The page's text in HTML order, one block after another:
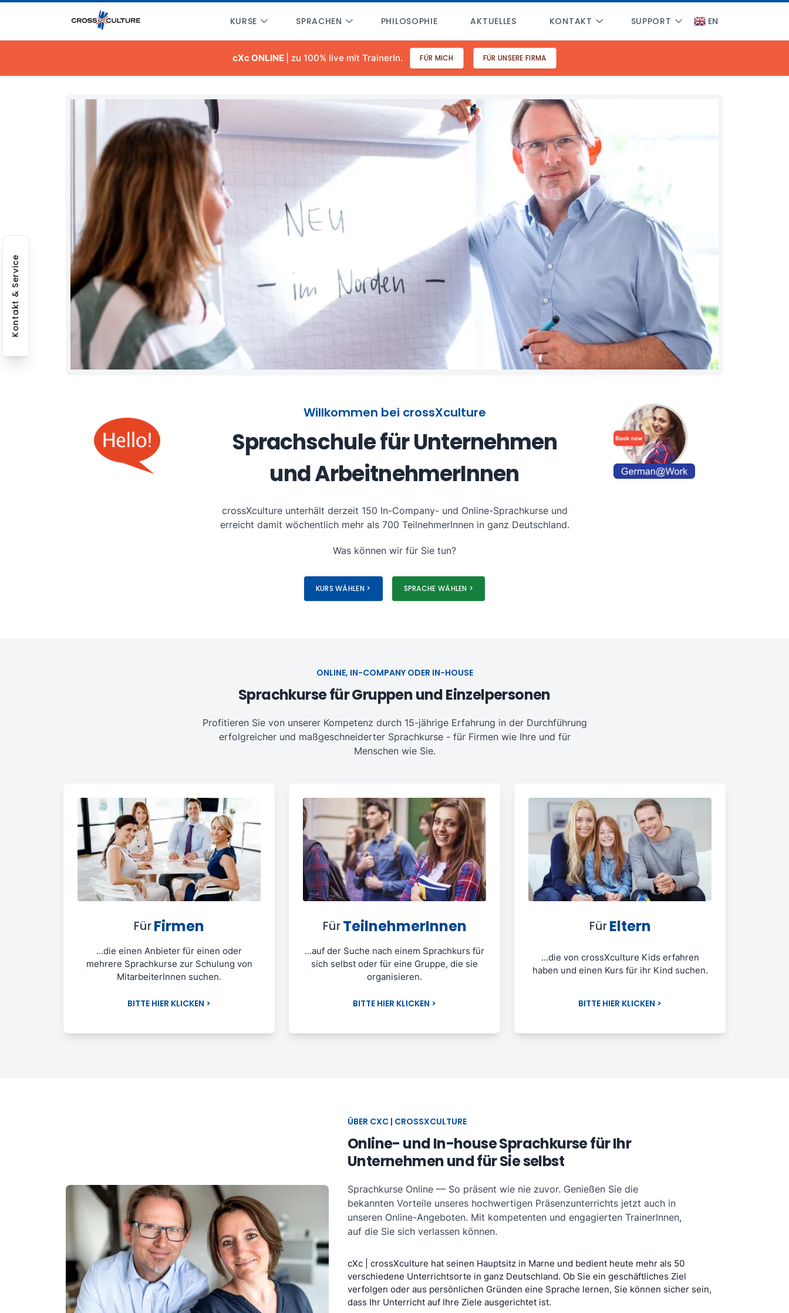
KURSE SPRACHEN PHILOSOPHIE AKTUELLES KONTAKT SUPPORT EN
cXc ONLINE | zu 100% live mit TrainerIn. FÜR MICH FÜR UNSERE FIRMA
Willkommen bei crossXculture
Sprachschule für Unternehmen
und ArbeitnehmerInnen
crossXculture unterhält derzeit 150 In-Company- und Online-Sprachkurse und
erreicht damit wöchentlich mehr als 700 TeilnehmerInnen in ganz Deutschland.
Was können wir für Sie tun?
KURS WÄHLEN > SPRACHE WÄHLEN >
ONLINE, IN-COMPANY ODER IN-HOUSE
Sprachkurse für Gruppen und Einzelpersonen
Profitieren Sie von unserer Kompetenz durch 15-jährige Erfahrung in der Durchführung
erfolgreicher und maßgeschneiderter Sprachkurse - für Firmen wie Ihre und für
Menschen wie Sie.
FürFirmen
...die einen Anbieter für einen oder
mehrere Sprachkurse zur Schulung von
MitarbeiterInnen suchen.
BITTE HIER KLICKEN >
FürTeilnehmerInnen
...auf der Suche nach einem Sprachkurs für
sich selbst oder für eine Gruppe, die sie
organisieren.
BITTE HIER KLICKEN >
FürEltern
...die von crossXculture Kids erfahren
haben und einen Kurs für ihr Kind suchen.
BITTE HIER KLICKEN >
ÜBER CXC | CROSSXCULTURE
Online- und In-house Sprachkurse für Ihr
Unternehmen und für Sie selbst
Sprachkurse Online — So präsent wie nie zuvor. Genießen Sie die
bekannten Vorteile unseres hochwertigen Präsenzunterrichts jetzt auch in
unseren Online-Angeboten. Mit kompetenten und engagierten TrainerInnen,
auf die Sie sich verlassen können.
cXc | crossXculture hat seinen Hauptsitz in Marne und bedient heute mehr als 50
verschiedene Unterrichtsorte in ganz Deutschland. Ob Sie ein geschäftliches Ziel
verfolgen oder aus persönlichen Gründen eine Sprache lernen, Sie können sicher sein,
dass Ihr Unterricht auf Ihre Ziele ausgerichtet ist.
Kontakt & Service